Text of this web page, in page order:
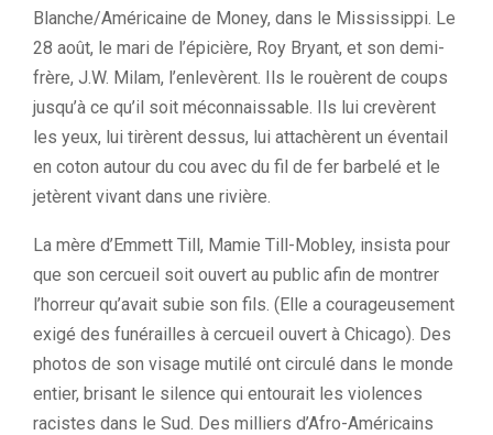
Blanche/Américaine de Money, dans le Mississippi. Le
28 août, le mari de l’épicière, Roy Bryant, et son demi-
frère, J.W. Milam, l’enlevèrent. Ils le rouèrent de coups
jusqu’à ce qu’il soit méconnaissable. Ils lui crevèrent
les yeux, lui tirèrent dessus, lui attachèrent un éventail
en coton autour du cou avec du fil de fer barbelé et le
jetèrent vivant dans une rivière.
La mère d’Emmett Till, Mamie Till-Mobley, insista pour
que son cercueil soit ouvert au public afin de montrer
l’horreur qu’avait subie son fils. (Elle a courageusement
exigé des funérailles à cercueil ouvert à Chicago). Des
photos de son visage mutilé ont circulé dans le monde
entier, brisant le silence qui entourait les violences
racistes dans le Sud. Des milliers d’Afro-Américains